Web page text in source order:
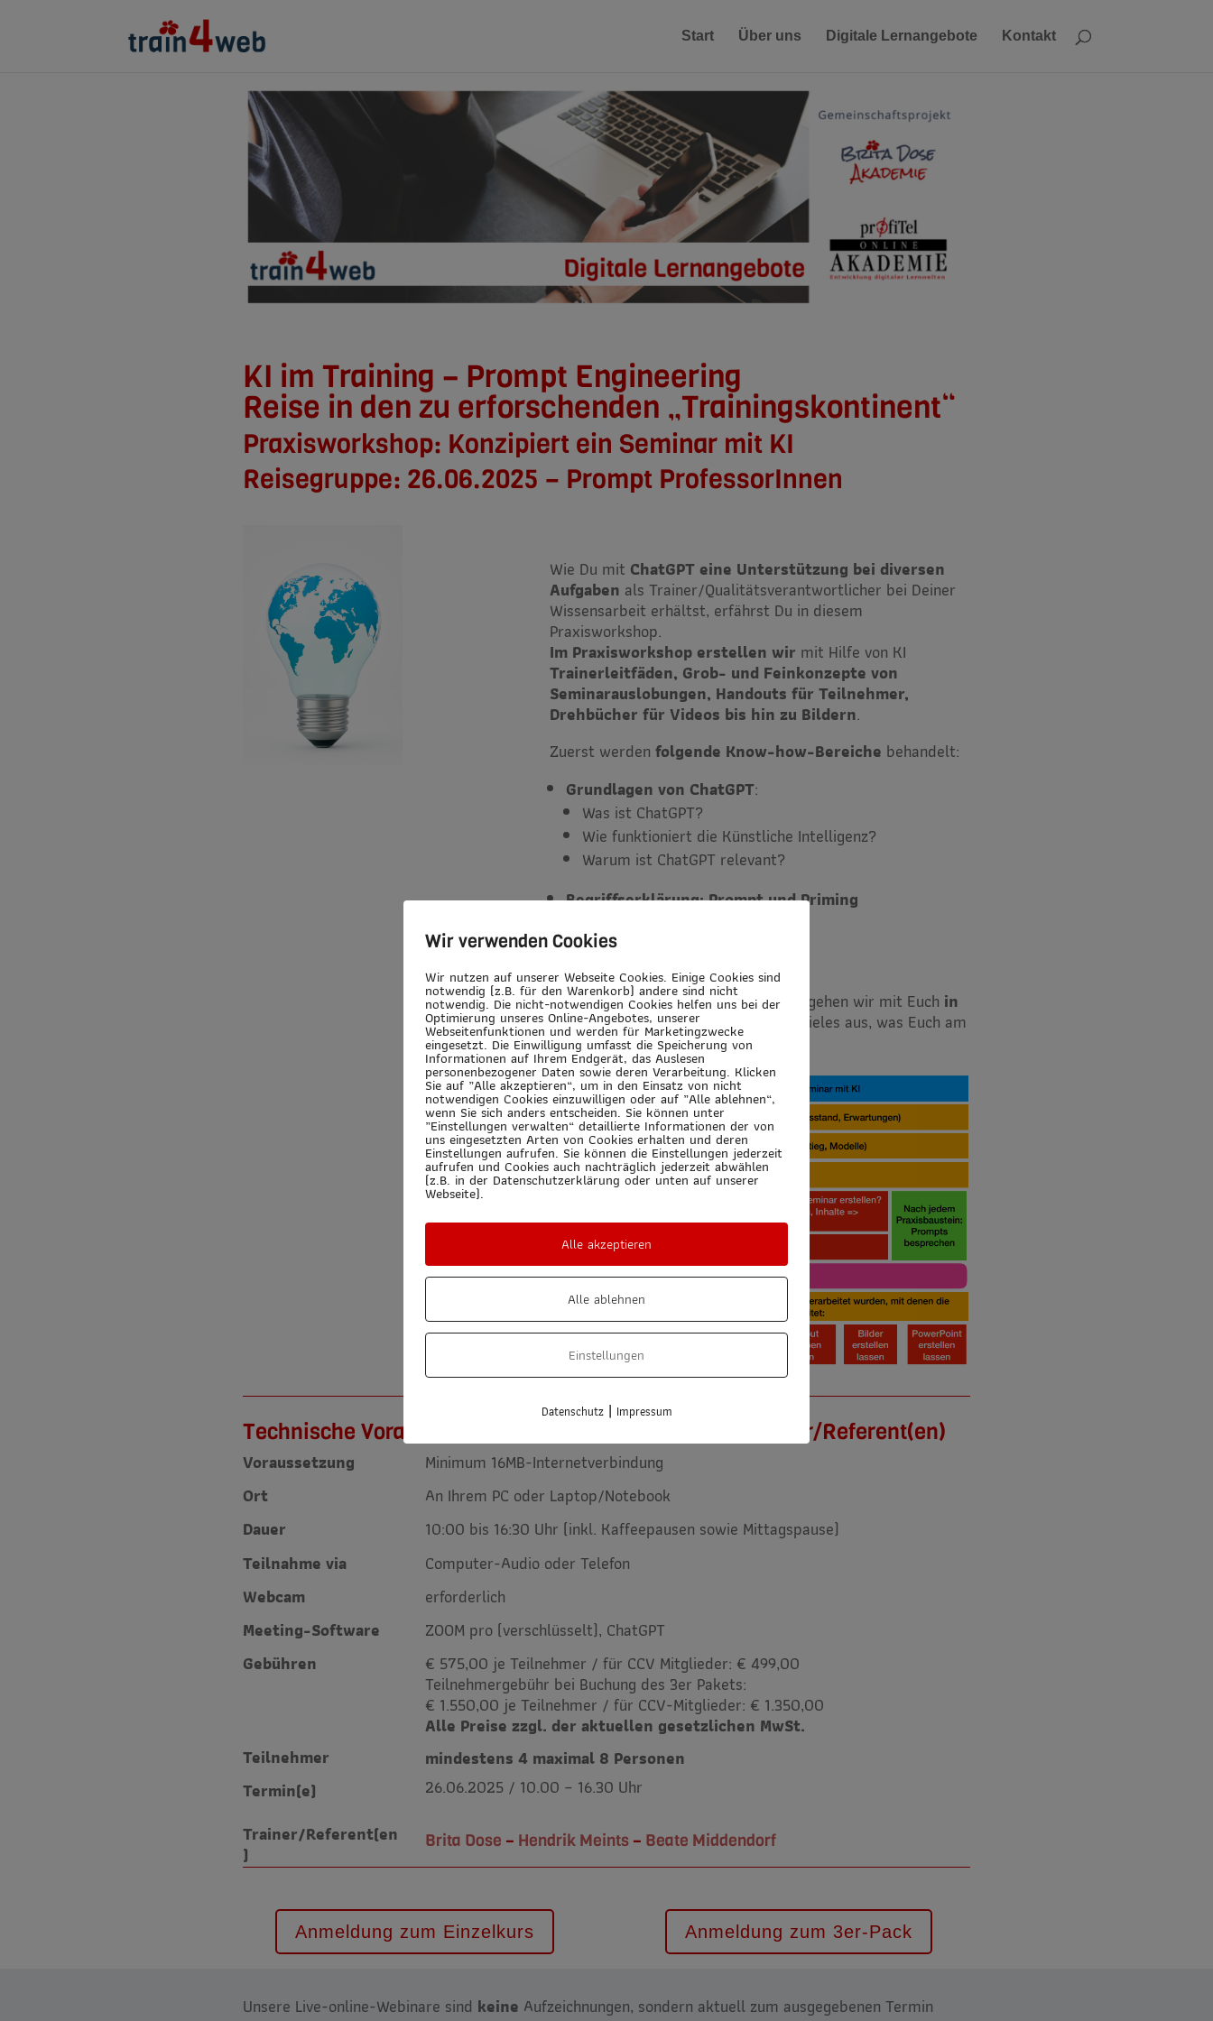
Start Über uns Digitale Lernangebote Kontakt
KI im Training – Prompt Engineering
Reise in den zu erforschenden „Trainingskontinent“
Praxisworkshop: Konzipiert ein Seminar mit KI
Reisegruppe: 26.06.2025 – Prompt ProfessorInnen
Wie Du mit ChatGPT eine Unterstützung bei diversen
Aufgaben als Trainer/Qualitätsverantwortlicher bei Deiner
Wissensarbeit erhältst, erfährst Du in diesem
Praxisworkshop.
Im Praxisworkshop erstellen wir mit Hilfe von KI
Trainerleitfäden, Grob- und Feinkonzepte von
Seminarauslobungen, Handouts für Teilnehmer,
Drehbücher für Videos bis hin zu Bildern.
Zuerst werdenfolgende Know-how-Bereiche behandelt:
Grundlagen von ChatGPT:
Was ist ChatGPT?
Wie funktioniert die Künstliche Intelligenz?
Warum ist ChatGPT relevant?
Begriffserklärung: Prompt und Priming
Worauf solltest Du achten?
Nachca. 40% Wissensvermittlung gehen wir mit Euch in
die Praxis (ca. 60%)und probieren vieles aus, was Euch am
Herzen liegt.
Technische Voraussetzungen, Termine, Gebühren, Trainer/Referent(en)
Voraussetzung
Ort
Dauer
Teilnahme via
Webcam
Meeting-Software
Gebühren
Teilnehmer
Termin(e)
Trainer/Referent(en
)
Minimum 16MB-Internetverbindung
An Ihrem PC oder Laptop/Notebook
10:00 bis 16:30 Uhr (inkl. Kaffeepausen sowie Mittagspause)
Computer-Audio oder Telefon
erforderlich
ZOOM pro (verschlüsselt), ChatGPT
€ 575,00 je Teilnehmer / für CCV Mitglieder: € 499,00
Teilnehmergebühr bei Buchung des 3er Pakets:
€ 1.550,00 je Teilnehmer / für CCV-Mitglieder: € 1.350,00
Alle Preise zzgl. der aktuellen gesetzlichen MwSt.
mindestens 4 maximal 8 Personen
26.06.2025 / 10.00 – 16.30 Uhr
Brita Dose – Hendrik Meints – Beate Middendorf
Anmeldung zum Einzelkurs Anmeldung zum 3er-Pack
Unsere Live-online-Webinare sind keine Aufzeichnungen, sondern aktuell zum ausgegebenen Termin
Wir verwenden Cookies
Wir nutzen auf unserer Webseite Cookies. Einige Cookies sind
notwendig (z.B. für den Warenkorb) andere sind nicht
notwendig. Die nicht-notwendigen Cookies helfen uns bei der
Optimierung unseres Online-Angebotes, unserer
Webseitenfunktionen und werden für Marketingzwecke
eingesetzt. Die Einwilligung umfasst die Speicherung von
Informationen auf Ihrem Endgerät, das Auslesen
personenbezogener Daten sowie deren Verarbeitung. Klicken
Sie auf „Alle akzeptieren“, um in den Einsatz von nicht
notwendigen Cookies einzuwilligen oder auf „Alle ablehnen“,
wenn Sie sich anders entscheiden. Sie können unter
„Einstellungen verwalten“ detaillierte Informationen der von
uns eingesetzten Arten von Cookies erhalten und deren
Einstellungen aufrufen. Sie können die Einstellungen jederzeit
aufrufen und Cookies auch nachträglich jederzeit abwählen
(z.B. in der Datenschutzerklärung oder unten auf unserer
Webseite).
Alle akzeptieren
Alle ablehnen
Einstellungen
Datenschutz| Impressum